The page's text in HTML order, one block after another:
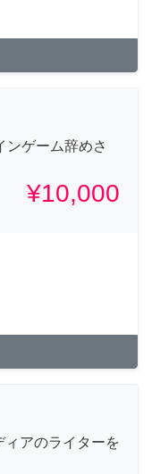
ンゲーム辞めさ
¥10,000
ィアのライターを